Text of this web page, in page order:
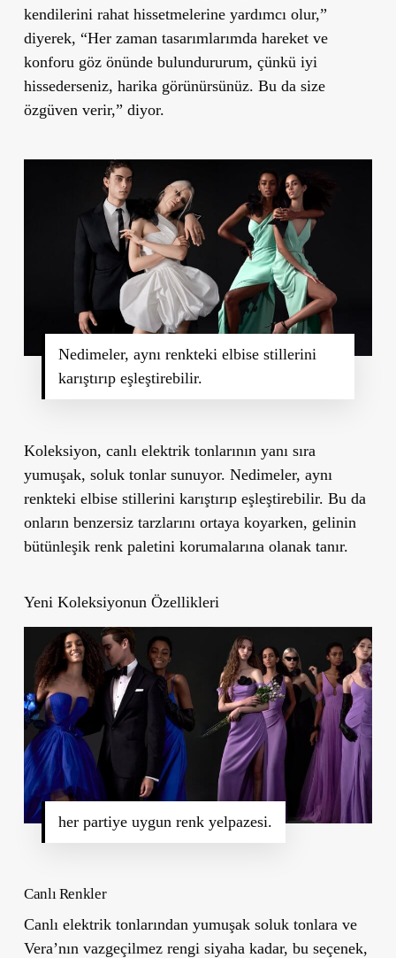
kendilerini rahat hissetmelerine yardımcı olur,”
diyerek, “Her zaman tasarımlarımda hareket ve
konforu göz önünde bulundururum, çünkü iyi
hissederseniz, harika görünürsünüz. Bu da size
özgüven verir,” diyor.
Nedimeler, aynı renkteki elbise stillerini
karıştırıp eşleştirebilir.
Koleksiyon, canlı elektrik tonlarının yanı sıra
yumuşak, soluk tonlar sunuyor. Nedimeler, aynı
renkteki elbise stillerini karıştırıp eşleştirebilir. Bu da
onların benzersiz tarzlarını ortaya koyarken, gelinin
bütünleşik renk paletini korumalarına olanak tanır.
Yeni Koleksiyonun Özellikleri
her partiye uygun renk yelpazesi.
Canlı Renkler
Canlı elektrik tonlarından yumuşak soluk tonlara ve
Vera’nın vazgeçilmez rengi siyaha kadar, bu seçenek,